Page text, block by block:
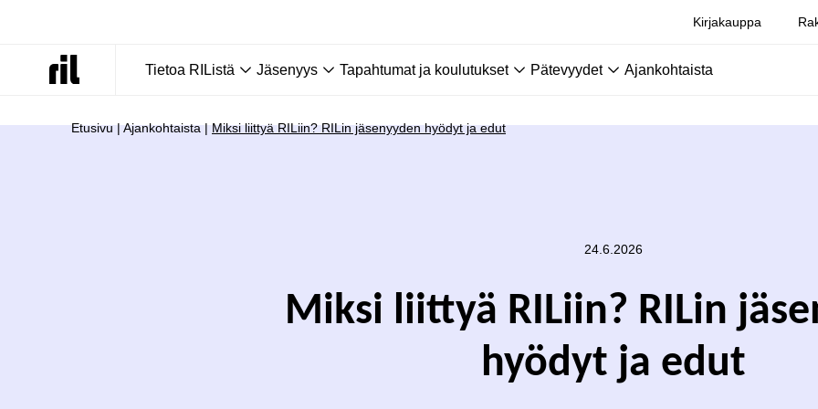
Kirjakauppa
Tietoa RIListä Jäsenyys Tapahtumat ja koulutukset Pätevyydet Ajankohtaista
Etusivu|Ajankohtaista|Miksi liittyä RILiin? RILin jäsenyyden hyödyt ja edut
24.6.2026
Miksi liittyä RILiin? RILin
hyödyt ja edut